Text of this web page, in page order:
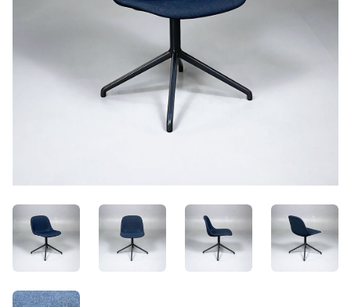
t_YJaMFlb-Kk.jpeg7n0ZBifr1lhR.jpegySdhcNjT6zKH.jpeg
8QHhG55RenmZ.jpeg